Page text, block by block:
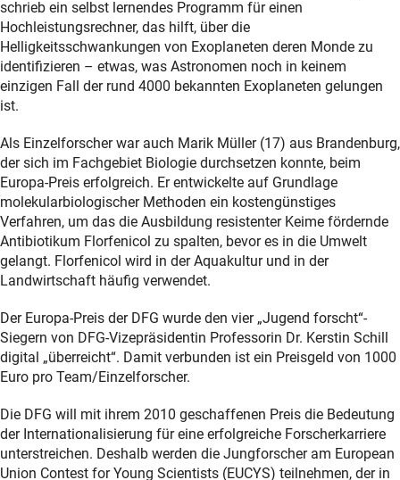
schrieb ein selbst lernendes Programm für einen
Hochleistungsrechner, das hilft, über die
Helligkeitsschwankungen von Exoplaneten deren Monde zu
identifizieren – etwas, was Astronomen noch in keinem
einzigen Fall der rund 4000 bekannten Exoplaneten gelungen
ist.
Als Einzelforscher war auch Marik Müller (17) aus Brandenburg,
der sich im Fachgebiet Biologie durchsetzen konnte, beim
Europa-Preis erfolgreich. Er entwickelte auf Grundlage
molekularbiologischer Methoden ein kostengünstiges
Verfahren, um das die Ausbildung resistenter Keime fördernde
Antibiotikum Florfenicol zu spalten, bevor es in die Umwelt
gelangt. Florfenicol wird in der Aquakultur und in der
Landwirtschaft häufig verwendet.
Der Europa-Preis der DFG wurde den vier „Jugend forscht“-
Siegern von DFG-Vizepräsidentin Professorin Dr. Kerstin Schill
digital „überreicht“. Damit verbunden ist ein Preisgeld von 1000
Euro pro Team/Einzelforscher.
Die DFG will mit ihrem 2010 geschaffenen Preis die Bedeutung
der Internationalisierung für eine erfolgreiche Forscherkarriere
unterstreichen. Deshalb werden die Jungforscher am European
Union Contest for Young Scientists (EUCYS) teilnehmen, der in